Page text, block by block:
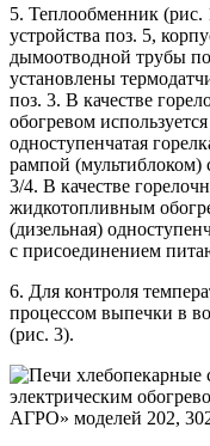
5. Теплообменник (рис.
устройства поз. 5,
дымоотводной трубы
установлены
поз. 3. В качестве
обогревом
одноступенчатая
рампой
3/4. В качестве
жидкотопливным
(дизельная)
с присоединением
6. Для контроля
процессом выпечки в
(рис. 3).